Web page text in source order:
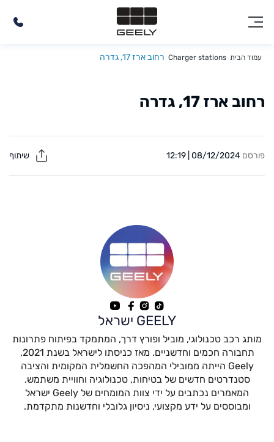
עמוד הבית Charger stations רחוב ארז 17, גדרה
רחוב ארז 17, גדרה
פורסם 08/12/2024 | 12:19
GEELY ישראל
מותג רכב טכנולוגי, מוביל ופורץ דרך, המתמקד בפיתוח פתרונות
תחבורה חכמים וחדשניים. מאז כניסתו לישראל בשנת 2021,
Geely הייתה ממובילי המהפכה החשמלית המקומית והציבה
סטנדרטים חדשים של בטיחות, טכנולוגיה וחוויית משתמש.
המאמרים נכתבים על ידי צוות המומחים של Geely ישראל
ומבוססים על ידע מקצועי, ניסיון גלובלי וחדשנות מתקדמת.